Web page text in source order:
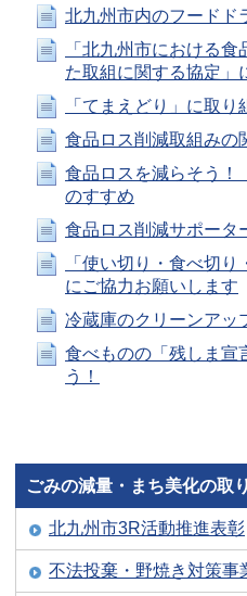
北九州市内のフードド
「北九州市における
た取組に関する協定」
「てまえどり」に取り
食品ロス削減取組みの
食品ロスを減らそう！
のすすめ
食品ロス削減サポータ
「使い切り・食べ切り
にご協力お願いします
冷蔵庫のクリーンアッ
食べものの「残しま
う！
ごみの減量・まち美化の取
北九州市3R活動推進表彰
不法投棄・野焼き対策事